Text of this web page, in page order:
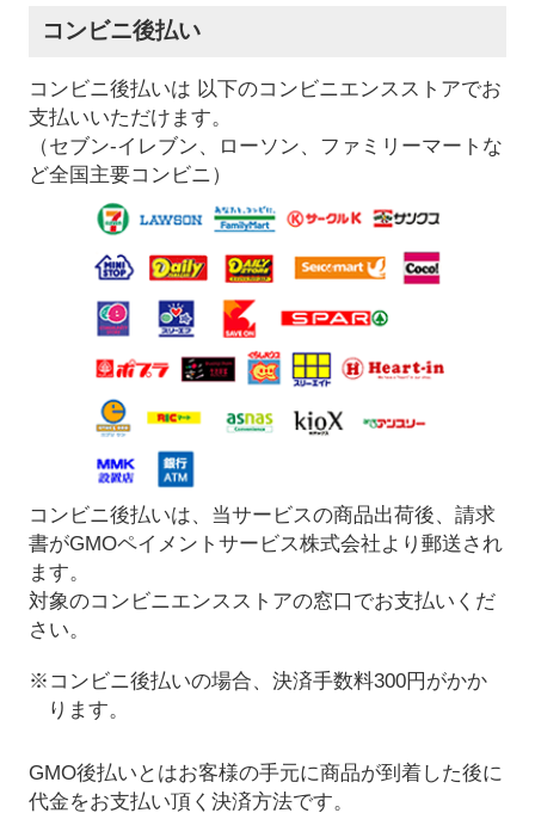
コンビニ後払い
コンビニ後払いは 以下のコンビニエンスストアでお
支払いいただけます。
（セブン-イレブン、ローソン、ファミリーマートな
ど全国主要コンビニ）
コンビニ後払いは、当サービスの商品出荷後、請求
書がGMOペイメントサービス株式会社より郵送され
ます。
対象のコンビニエンスストアの窓口でお支払いくだ
さい。
※コンビニ後払いの場合、決済手数料300円がかか
ります。
GMO後払いとはお客様の手元に商品が到着した後に
代金をお支払い頂く決済方法です。